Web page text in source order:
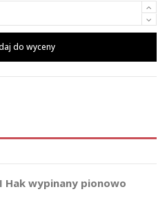
do wyceny
Hak wypinany pionowo